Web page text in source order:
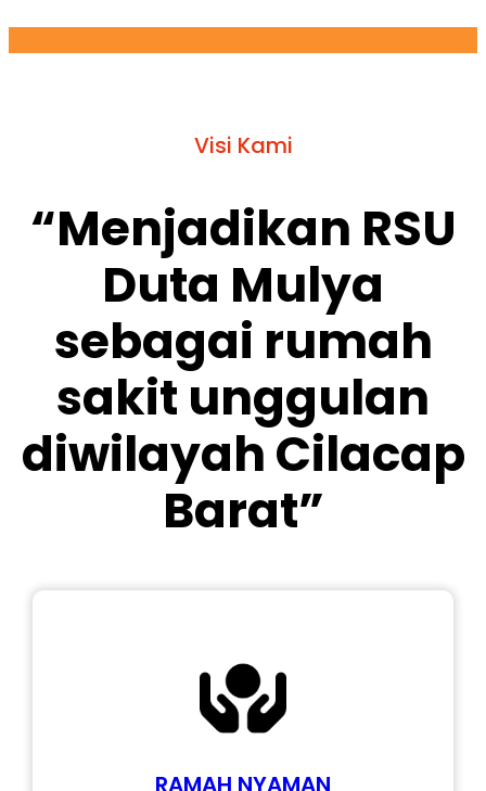
Visi Kami
“Menjadikan RSU
Duta Mulya
sebagai rumah
sakit unggulan
diwilayah Cilacap
Barat”
RAMAH NYAMAN